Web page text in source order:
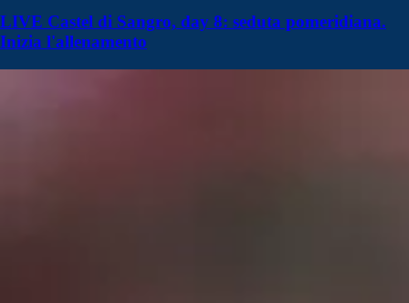
LIVE Castel di Sangro, day 8: seduta pomeridiana.
Inizia l'allenamento